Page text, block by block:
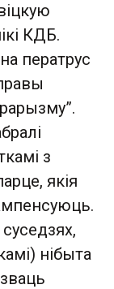
КДБ.
ператрус
з
якія
нібыта